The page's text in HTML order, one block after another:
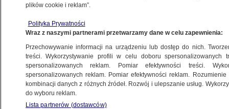
burza
25.04.2022, 11:50Aktualizacja:25.04.2022, 17:40
Udostępnij
plików cookie i reklam”.
Polityka Prywatności
Wraz z naszymi partnerami przetwarzamy dane w celu zapewnienia:
Przechowywanie informacji na urządzeniu lub dostęp do nich.
treści. Wykorzystywanie profili w celu doboru spersonalizowanych
spersonalizowanych reklam. Pomiar efektywności treści.
spersonalizowanych reklam. Pomiar efektywności reklam.
kombinacji danych z różnych źródeł. Rozwój i ulepszanie usług.
do wyboru reklam.
Lista partnerów (dostawców)